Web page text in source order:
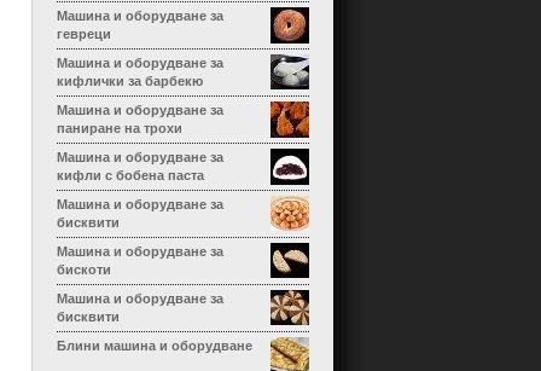
Машина и оборудване за
гевреци
Машина и оборудване за
кифлички за барбекю
Машина и оборудване за
паниране на трохи
Машина и оборудване за
кифли с бобена паста
Машина и оборудване за
бисквити
Машина и оборудване за
бискоти
Машина и оборудване за
бисквити
Блини машина и оборудване